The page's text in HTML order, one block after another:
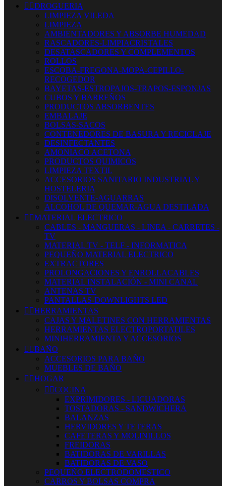
 DROGUERIA
LIMPIEZA VILEDA
LIMPIEZA
AMBIENTADORES Y ABSORBE HUMEDAD
RASCADORES-LIMPIACRISTALES
DESATASCADORES Y COMPLEMENTOS
ROLLOS
ESCOBA-FREGONA-MOPA-CEPILLO-
RECOGEDOR
BAYETAS-ESTROPAJOS-TRAPOS-ESPONJAS
CUBOS Y BARREÑOS
PRODUCTOS ABSORBENTES
EMBALAJE
BOLSAS-SACOS
CONTENEDORES DE BASURA Y RECICLAJE
DESINFECTANTES
AMONIACO ACETONA
PRODUCTOS QUIMICOS
LIMPIEZA TEXTIL
ACCESORIOS SANITARIO INDUSTRIAL Y
HOSTELERIA
DISOLVENTE-AGUARRAS
ALCOHOL DE QUEMAR-AGUA DESTILADA
 MATERIAL ELECTRICO
CABLES - MANGUERAS - LINEA - CARRETES -
TV
MATERIAL TV - TELF - INFORMATICA
PEQUEÑO MATERIAL ELECTRICO
EXTRACTORES
PROLONGACIONES Y ENROLLACABLES
MATERIAL INSTALACIÓN - MINI CANAL
ANTENAS TV
PANTALLAS-DOWNLIGHTS LED
 HERRAMIENTAS
CAJAS Y MALETINES CON HERRAMIENTAS
HERRAMIENTAS ELECTROPORTATILES
MINIHERRAMIENTA Y ACCESORIOS
 BAÑO
ACCESORIOS PARA BAÑO
MUEBLES DE BAÑO
 HOGAR
 COCINA
EXPRIMIDORES - LICUADORAS
TOSTADORAS - SANDWICHERA
BALANZAS
HERVIDORES Y TETERAS
CAFETERAS Y MOLINILLOS
FREIDORAS
BATIDORAS DE VARILLAS
BATIDORAS DE VASO
PEQUEÑO ELECTRODOMESTICO
CARROS Y BOLSAS COMPRA